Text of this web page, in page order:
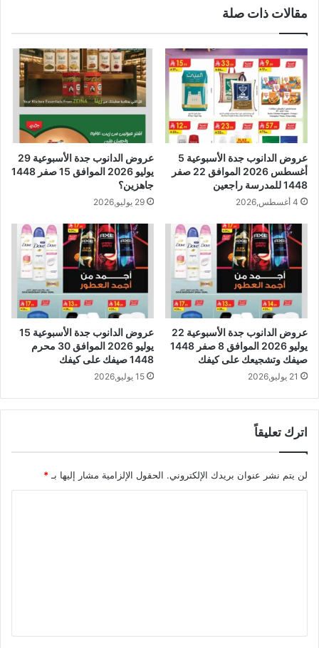
مقالات ذات صلة
عروض الدانوب جدة الأسبوعية 5
أغسطس 2026 الموافق 22 صفر
1448 للمدرسة راجعين
4 أغسطس,2026
عروض الدانوب جدة الأسبوعية 29
يوليو 2026 الموافق 15 صفر 1448
جاهزين؟
29 يوليو,2026
عروض الدانوب جدة الأسبوعية 22
يوليو 2026 الموافق 8 صفر 1448
صيفك وتشجيعك على كيفك
21 يوليو,2026
عروض الدانوب جدة الأسبوعية 15
يوليو 2026 الموافق 30 محرم
1448 صيفك على كيفك
15 يوليو,2026
اترك تعليقاً
لن يتم نشر عنوان بريدك الإلكتروني. الحقول الإلزامية مشار إليها بـ *